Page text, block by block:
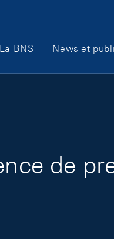
Main Navigation
La BNS News et
de